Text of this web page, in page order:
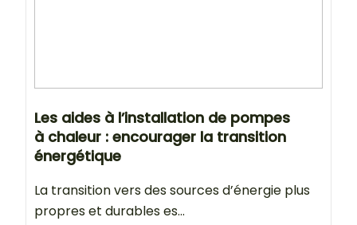
Les aides à l’installation de pompes
à chaleur : encourager la transition
énergétique
La transition vers des sources d’énergie plus
propres et durables es...